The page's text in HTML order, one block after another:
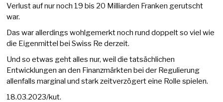
Verlust auf nur noch 19 bis 20 Milliarden Franken gerutscht
war.
Das war allerdings wohlgemerkt noch rund doppelt so viel wie
die Eigenmittel bei Swiss Re derzeit.
Und so etwas geht alles nur, weil die tatsächlichen
Entwicklungen an den Finanzmärkten bei der Regulierung
allenfalls marginal und stark zeitverzögert eine Rolle spielen.
18.03.2023/kut.